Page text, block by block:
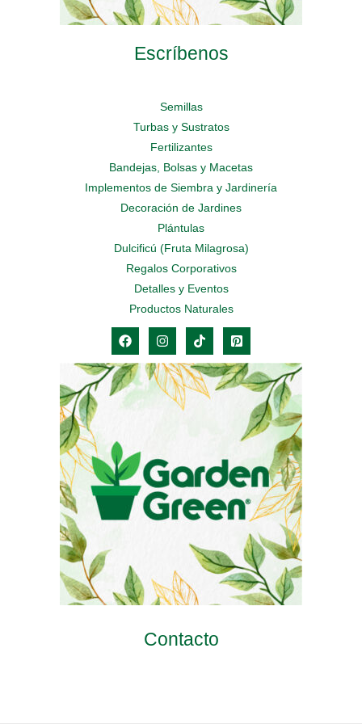
Escríbenos
Semillas
Turbas y Sustratos
Fertilizantes
Bandejas, Bolsas y Macetas
Implementos de Siembra y Jardinería
Decoración de Jardines
Plántulas
Dulcificú (Fruta Milagrosa)
Regalos Corporativos
Detalles y Eventos
Productos Naturales
Contacto